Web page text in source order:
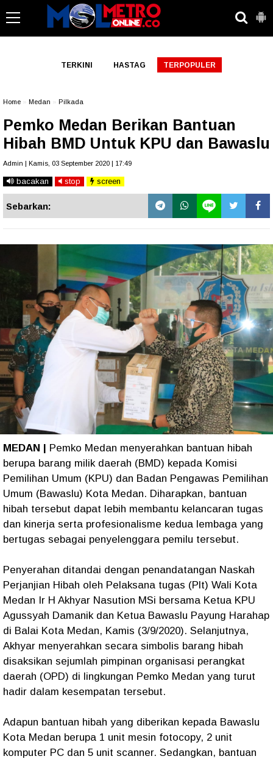
TERKINI HASTAG TERPOPULER
Home Medan Pilkada
Pemko Medan Berikan Bantuan
Hibah BMD Untuk KPU dan Bawaslu
Admin | Kamis, 03 September 2020 | 17:49
bacakan stop screen
Sebarkan:
MEDAN | Pemko Medan menyerahkan bantuan hibah
berupa barang milik daerah (BMD) kepada Komisi
Pemilihan Umum (KPU) dan Badan Pengawas Pemilihan
Umum (Bawaslu) Kota Medan. Diharapkan, bantuan
hibah tersebut dapat lebih membantu kelancaran tugas
dan kinerja serta profesionalisme kedua lembaga yang
bertugas sebagai penyelenggara pemilu tersebut.
Penyerahan ditandai dengan penandatangan Naskah
Perjanjian Hibah oleh Pelaksana tugas (Plt) Wali Kota
Medan Ir H Akhyar Nasution MSi bersama Ketua KPU
Agussyah Damanik dan Ketua Bawaslu Payung Harahap
di Balai Kota Medan, Kamis (3/9/2020). Selanjutnya,
Akhyar menyerahkan secara simbolis barang hibah
disaksikan sejumlah pimpinan organisasi perangkat
daerah (OPD) di lingkungan Pemko Medan yang turut
hadir dalam kesempatan tersebut.
Adapun bantuan hibah yang diberikan kepada Bawaslu
Kota Medan berupa 1 unit mesin fotocopy, 2 unit
komputer PC dan 5 unit scanner. Sedangkan, bantuan